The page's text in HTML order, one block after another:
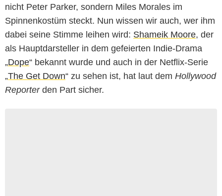
nicht Peter Parker, sondern Miles Morales im
Spinnenkostüm steckt. Nun wissen wir auch, wer ihm
dabei seine Stimme leihen wird: Shameik Moore, der
als Hauptdarsteller in dem gefeierten Indie-Drama
„Dope“ bekannt wurde und auch in der Netflix-Serie
„The Get Down“ zu sehen ist, hat laut dem Hollywood
Reporterden Part sicher.